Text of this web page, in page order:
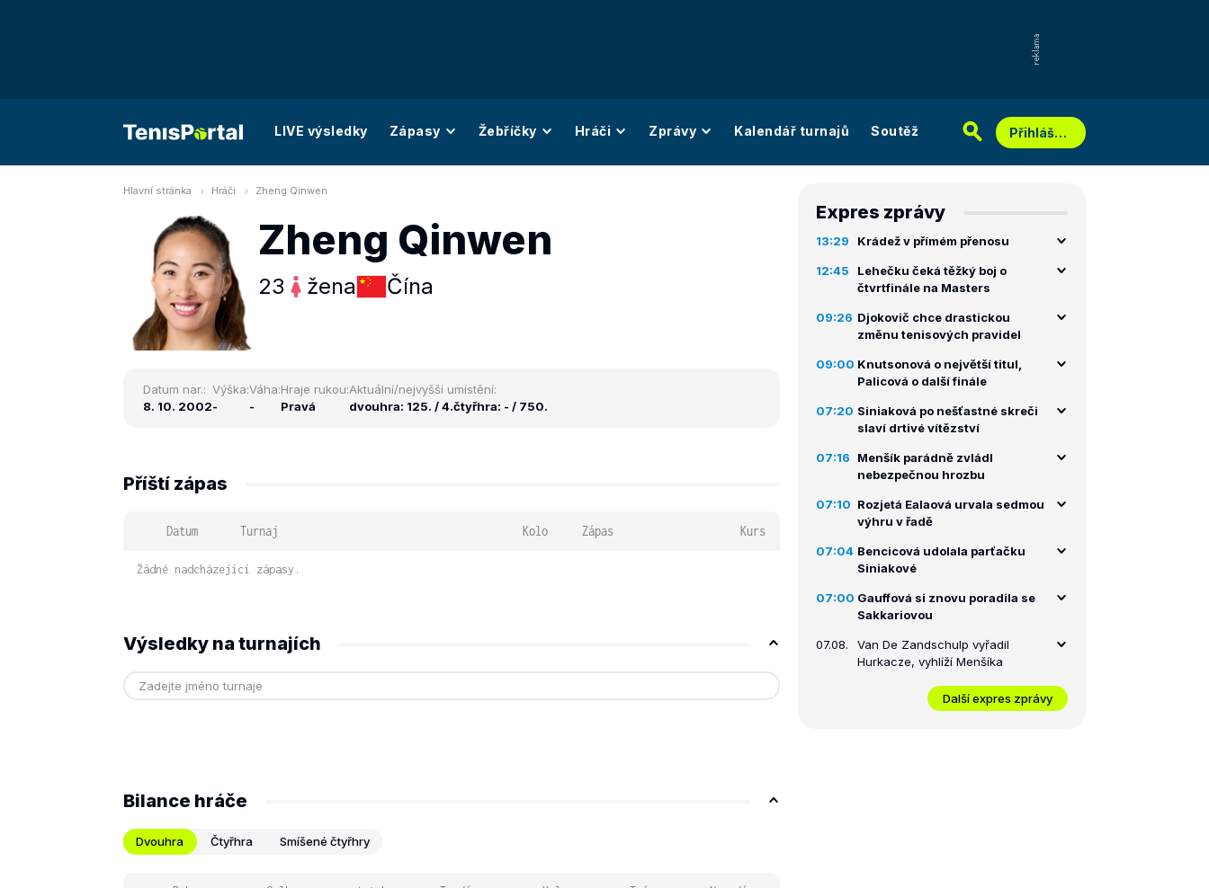
LIVE výsledky Zápasy Žebříčky Hráči Zprávy Kalendář turnajů Soutěž Přihlášení
Hlavní stránka Hráči Zheng Qinwen
Zheng Qinwen
23 žena Čína
Datum nar.:
8. 10. 2002
Výška:
-
Váha:
-
Hraje rukou:
Pravá
Aktuální/nejvyšší umístění:
dvouhra: 125. / 4.čtyřhra: - / 750.
Příští zápas
Datum Turnaj Kolo Zápas Kurs
Žádné nadcházející zápasy.
Výsledky na turnajích
Bilance hráče
Dvouhra Čtyřhra Smíšené čtyřhry
Expres zprávy
13:29 Krádež v přímém přenosu
12:45
Lehečku čeká těžký boj o
čtvrtfinále na Masters
09:26 Djokovič chce drastickou
změnu tenisových pravidel
09:00 Knutsonová o největší titul,
Palicová o další finále
07:20 Siniaková po nešťastné skreči
slaví drtivé vítězství
07:16
Menšík parádně zvládl
nebezpečnou hrozbu
07:10 Rozjetá Ealaová urvala sedmou
výhru v řadě
07:04 Bencicová udolala parťačku
Siniakové
07:00 Gauffová si znovu poradila se
Sakkariovou
07.08.
Van De Zandschulp vyřadil
Hurkacze, vyhlíží Menšíka
Další expres zprávy